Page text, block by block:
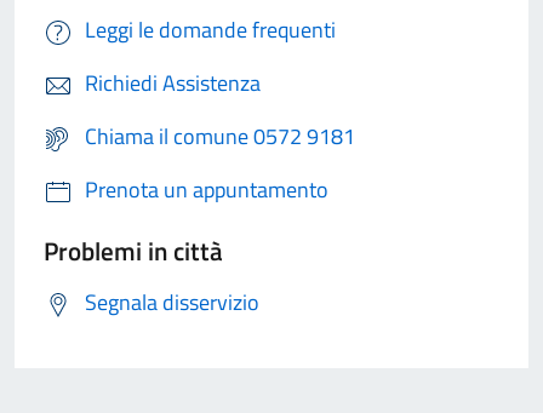
Leggi le domande frequenti
Richiedi Assistenza
Chiama il comune 0572 9181
Prenota un appuntamento
Problemi in città
Segnala disservizio